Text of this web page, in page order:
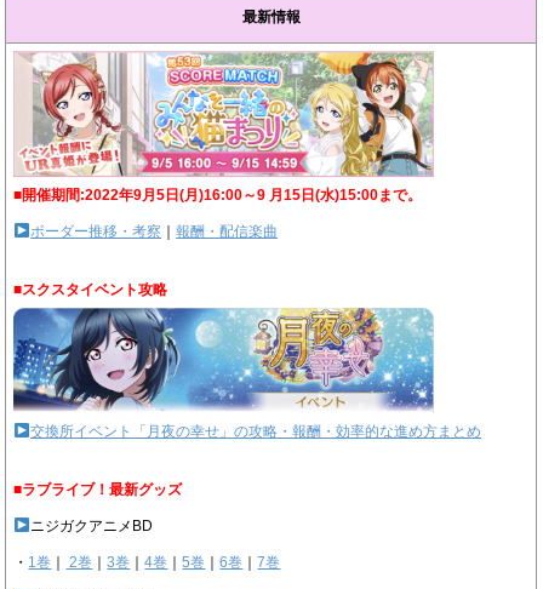
最新情報
■開催期間:2022年9月5日(月)16:00～9 月15日(水)15:00まで。
ボーダー推移・考察 ｜報酬・配信楽曲
■スクスタイベント攻略
交換所イベント「月夜の幸せ」の攻略・報酬・効率的な進め方まとめ
■ラブライブ！最新グッズ
ニジガクアニメBD
・ 1巻 2巻 ｜3巻 ｜4巻 ｜5巻 ｜6巻 ｜7巻